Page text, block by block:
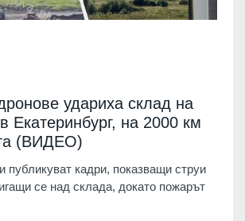
удариха склад на
Екатеринбург, на 2000 км
(ВИДЕО)
публикуват кадри, показващи струи
се над склада, докато пожарът